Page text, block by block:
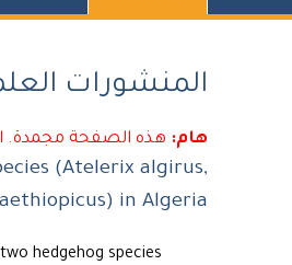
المنشورات
هام: هذه الصفحة مجمدة.
(Atelerix algirus,
in Algeria.
hedgehog species